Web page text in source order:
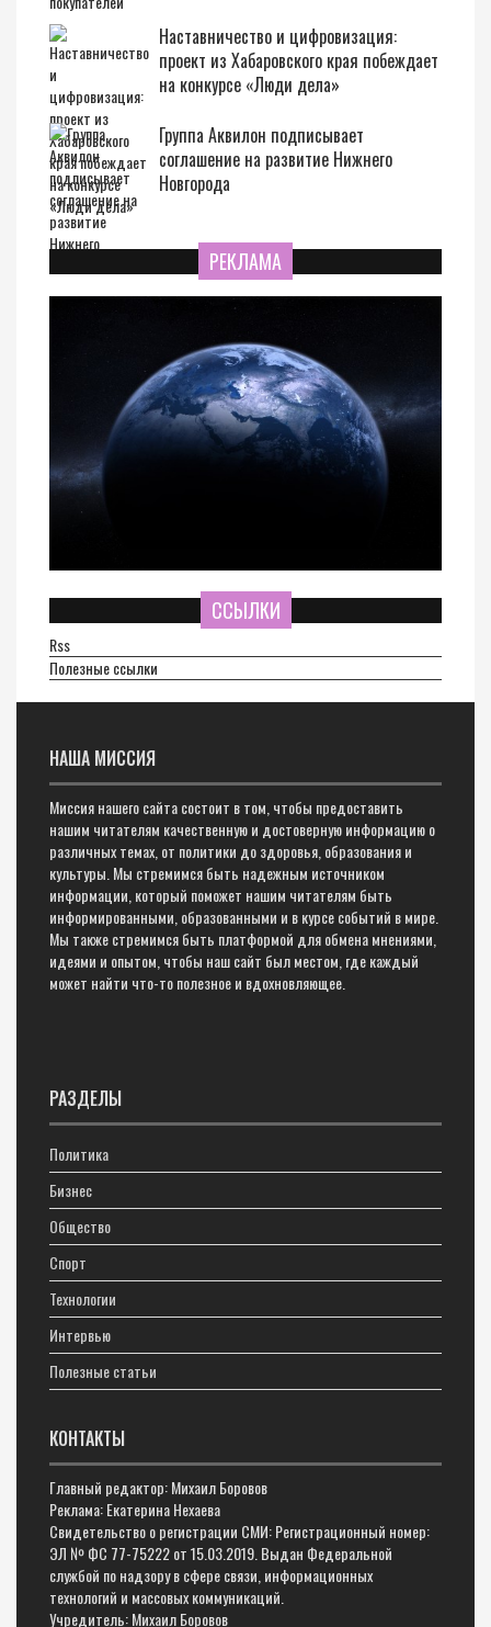
Наставничество и цифровизация:
проект из Хабаровского края побеждает
на конкурсе «Люди дела»
Группа Аквилон подписывает
соглашение на развитие Нижнего
Новгорода
РЕКЛАМА
ССЫЛКИ
Rss
Полезные ссылки
НАША МИССИЯ
Миссия нашего сайта состоит в том, чтобы предоставить
нашим читателям качественную и достоверную информацию о
различных темах, от политики до здоровья, образования и
культуры. Мы стремимся быть надежным источником
информации, который поможет нашим читателям быть
информированными, образованными и в курсе событий в мире.
Мы также стремимся быть платформой для обмена мнениями,
идеями и опытом, чтобы наш сайт был местом, где каждый
может найти что-то полезное и вдохновляющее.
РАЗДЕЛЫ
Политика
Бизнес
Общество
Спорт
Технологии
Интервью
Полезные статьи
КОНТАКТЫ
Главный редактор: Михаил Боровов
Реклама: Екатерина Нехаева
Свидетельство о регистрации СМИ: Регистрационный номер:
ЭЛ № ФС 77-75222 от 15.03.2019. Выдан Федеральной
службой по надзору в сфере связи, информационных
технологий и массовых коммуникаций.
Учредитель: Михаил Боровов